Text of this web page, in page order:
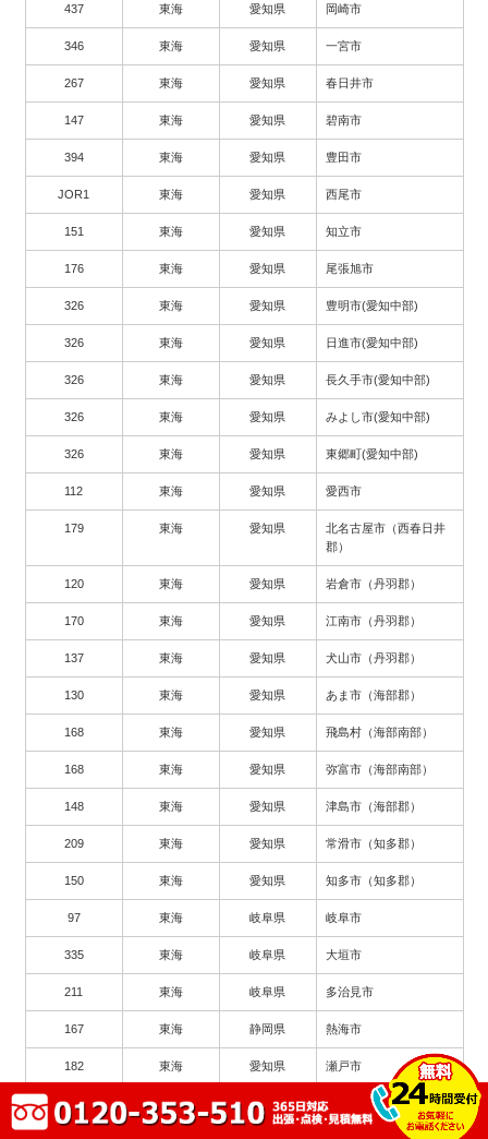
437 東海 愛知県 岡崎市
346 東海 愛知県 一宮市
267 東海 愛知県 春日井市
147 東海 愛知県 碧南市
394 東海 愛知県 豊田市
JOR1 東海 愛知県 西尾市
151 東海 愛知県 知立市
176 東海 愛知県 尾張旭市
326 東海 愛知県 豊明市(愛知中部)
326 東海 愛知県 日進市(愛知中部)
326 東海 愛知県 長久手市(愛知中部)
326 東海 愛知県 みよし市(愛知中部)
326 東海 愛知県 東郷町(愛知中部)
112 東海 愛知県 愛西市
179 東海 愛知県
北名古屋市（西春日井
郡）
120 東海 愛知県 岩倉市（丹羽郡）
170 東海 愛知県 江南市（丹羽郡）
137 東海 愛知県 犬山市（丹羽郡）
130 東海 愛知県 あま市（海部郡）
168 東海 愛知県 飛島村（海部南部）
168 東海 愛知県 弥富市（海部南部）
148 東海 愛知県 津島市（海部郡）
209 東海 愛知県 常滑市（知多郡）
150 東海 愛知県 知多市（知多郡）
97 東海 岐阜県 岐阜市
335 東海 岐阜県 大垣市
211 東海 岐阜県 多治見市
167 東海 静岡県 熱海市
182 東海 愛知県 瀬戸市
263 東海 愛知県 豊川市